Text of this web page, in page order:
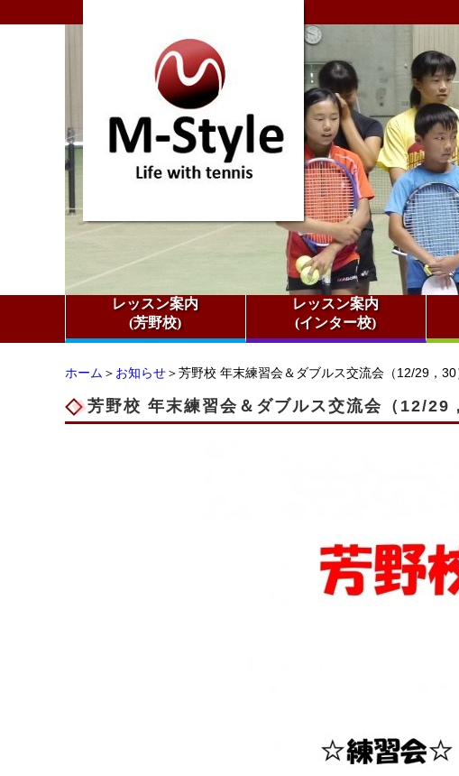
レッスン案内
(芳野校)
レッスン案内
(インター校)
ホーム ＞ お知らせ＞芳野校 年末練習会＆ダブルス交流会（12/29，30
芳野校 年末練習会＆ダブルス交流会（12/29